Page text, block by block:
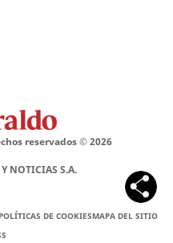
reservados ©2026
NOTICIAS S.A.
POLÍTICAS DE COOKIESMAPA DEL SITIO